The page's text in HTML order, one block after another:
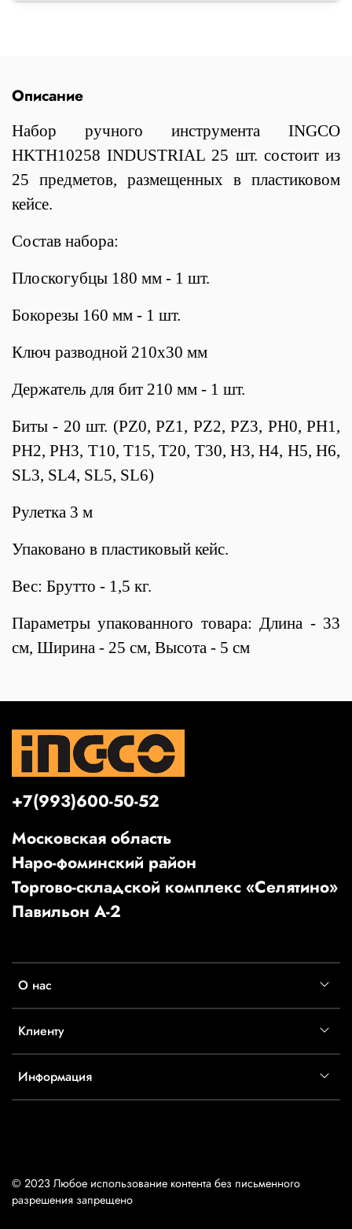
Описание
Набор ручного инструмента INGCO
HKTH10258 INDUSTRIAL 25 шт. состоит из
25 предметов, размещенных в пластиковом
кейсе.
Состав набора:
Плоскогубцы 180 мм - 1 шт.
Бокорезы 160 мм - 1 шт.
Ключ разводной 210х30 мм
Держатель для бит 210 мм - 1 шт.
Биты - 20 шт. (PZ0, PZ1, PZ2, PZ3, PH0, PH1,
PH2, PH3, T10, T15, T20, T30, H3, H4, H5, H6,
SL3, SL4, SL5, SL6)
Рулетка 3 м
Упаковано в пластиковый кейс.
Вес: Брутто - 1,5 кг.
Параметры упакованного товара: Длина - 33
см, Ширина - 25 см, Высота - 5 см
О нас
Клиенту
Информация
+7(993)600-50-52
Московская область
Наро-фоминский район
Торгово-складской комплекс «Селятино»
Павильон А-2
© 2023 Любое использование контента без письменного
разрешения запрещено